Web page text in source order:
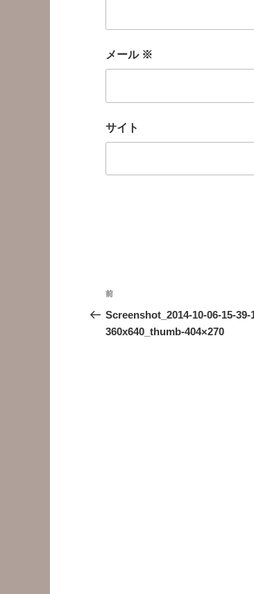
メール ※
サイト
投
稿
ナ
前
の
投
前
Screenshot_2014-10-06-15-39-
360x640_thumb-404×270